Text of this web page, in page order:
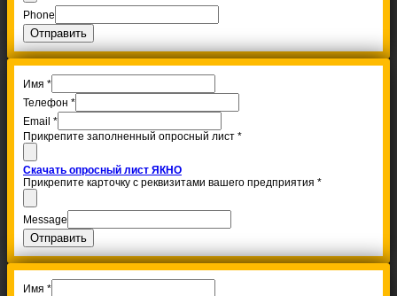
Phone
Отправить
Имя *
Телефон *
Email *
Прикрепите заполненный опросный лист *
Скачать опросный лист ЯКНО
Прикрепите карточку с реквизитами вашего предприятия *
Message
Отправить
Имя *